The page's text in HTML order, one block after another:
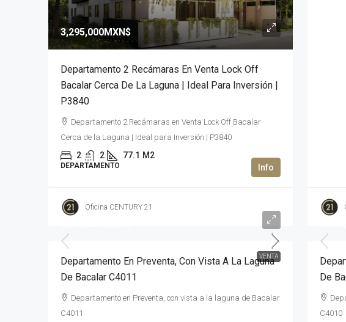
3,295,000MXN$
Departamento 2 Recámaras En Venta Lock Off
Bacalar Cerca De La Laguna | Ideal Para Inversión |
P3840
Departamento 2 Recámaras en Venta Lock Off Bacalar
Cerca de la Laguna | Ideal para Inversión | P3840
2 2 77.1 M2
DEPARTAMENTO
Oficina CENTURY 21
VENTA
Departamento En Preventa, Con Vista A La Laguna
De Bacalar C4011
Departamento en Preventa, con vista a la laguna de Bacalar
C4011
De
C4010